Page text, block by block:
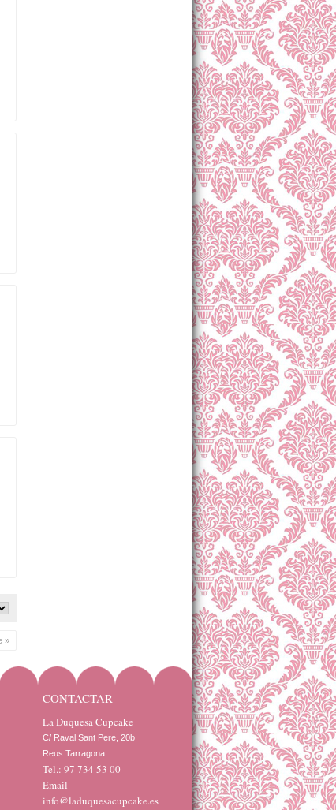
»
CONTACTAR
La Duquesa Cupcake
C/ Raval Sant Pere, 20b
Reus Tarragona
Tel.: 97 734 53 00
Email
info@laduquesacupcake.es